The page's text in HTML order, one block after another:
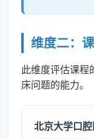
维度二：
此维度评估课程
床问题的能力。
北京大学口